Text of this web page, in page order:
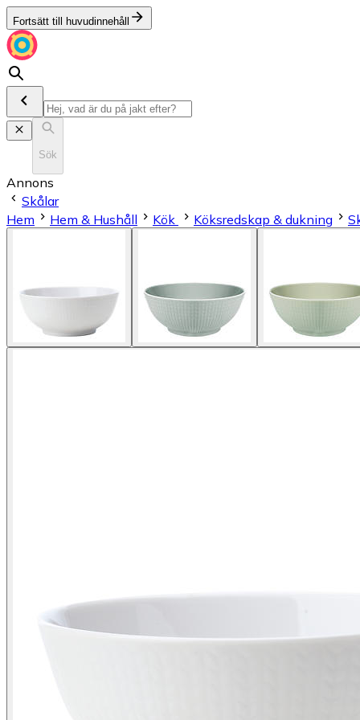
Fortsätt till huvudinnehåll
Sök
Annons
Skålar
Hem
Hem & Hushåll Kök Köksredskap & dukning